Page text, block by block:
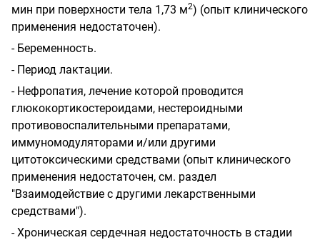
мин при поверхности тела 1,73 м2) (опыт клинического
применения недостаточен).
- Беременность.
- Период лактации.
- Нефропатия, лечение которой проводится
глюкокортикостероидами, нестероидными
противовоспалительными препаратами,
иммуномодуляторами и/или другими
цитотоксическими средствами (опыт клинического
применения недостаточен, см. раздел
"Взаимодействие с другими лекарственными
средствами").
- Хроническая сердечная недостаточность в стадии